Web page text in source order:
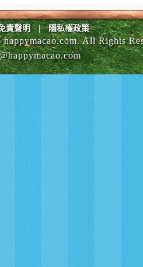
責聲明 | 隱私權政策
happymacao.com. All Rights